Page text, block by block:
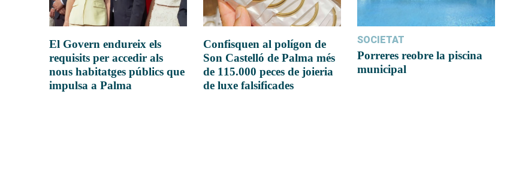
El Govern endureix els
requisits per accedir als
nous habitatges públics que
impulsa a Palma
Confisquen al polígon de
Son Castelló de Palma més
de 115.000 peces de joieria
de luxe falsificades
SOCIETAT
Porreres reobre la piscina
municipal